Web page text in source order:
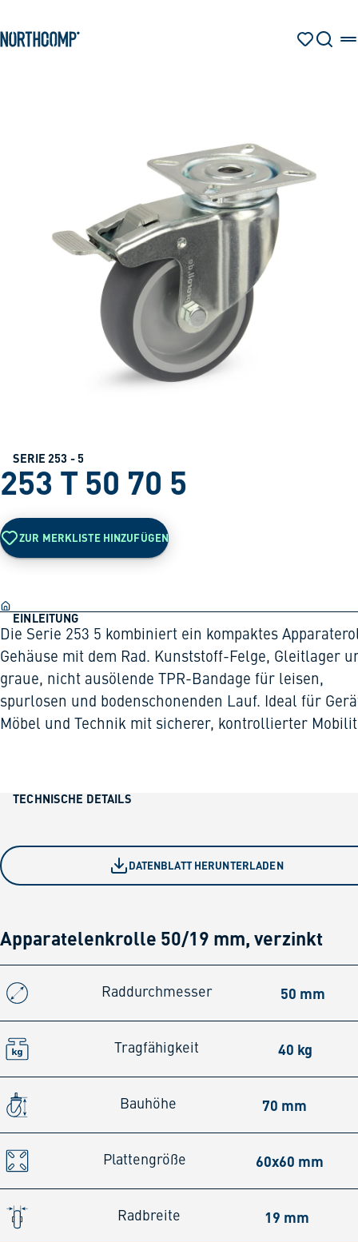
Zur Navigation springen
SUCHE
DE
SERIE 253 - 5
253 T 50 70 5
ZUR MERKLISTE HINZUFÜGEN
EINLEITUNG
Die Serie 253 5 kombiniert ein kompaktes
Gehäuse mit dem Rad. Kunststoff-Felge, Gleitlager
graue, nicht ausölende TPR-Bandage für leisen,
spurlosen und bodenschonenden Lauf. Ideal für
Möbel und Technik mit sicherer, kontrollierter
TECHNISCHE DETAILS
DATENBLATT HERUNTERLADEN
Apparatelenkrolle 50/19 mm, verzinkt
Raddurchmesser 50 mm
Tragfähigkeit 40 kg
Bauhöhe 70 mm
Plattengröße 60x60 mm
Radbreite 19 mm